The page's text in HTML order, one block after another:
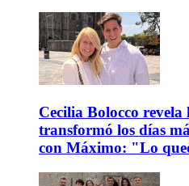
Cecilia Bolocco revela
transformó los días
con Máximo: "Lo